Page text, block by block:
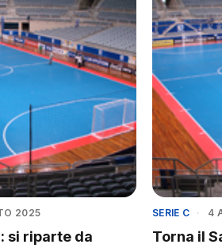
2025
si riparte da
SERIE C · 4
Torna il